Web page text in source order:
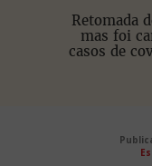
Retomada
mas foi
casos de